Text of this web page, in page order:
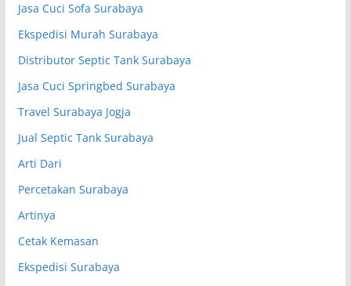
Jasa Cuci Sofa Surabaya
Ekspedisi Murah Surabaya
Distributor Septic Tank Surabaya
Jasa Cuci Springbed Surabaya
Travel Surabaya Jogja
Jual Septic Tank Surabaya
Arti Dari
Percetakan Surabaya
Artinya
Cetak Kemasan
Ekspedisi Surabaya